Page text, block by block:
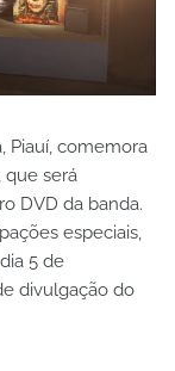
Piauí, comemora
que será
DVD da banda.
especiais,
5 de
divulgação do